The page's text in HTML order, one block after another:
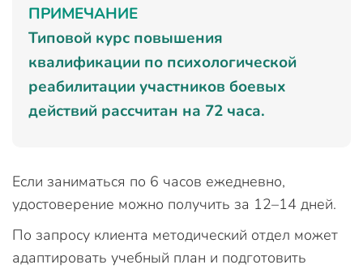
ПРИМЕЧАНИЕ
Типовой курс повышения
квалификации по психологической
реабилитации участников боевых
действий рассчитан на 72 часа.
Если заниматься по 6 часов ежедневно,
удостоверение можно получить за 12–14 дней.
По запросу клиента методический отдел может
адаптировать учебный план и подготовить